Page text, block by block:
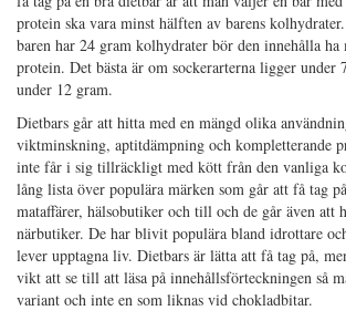
protein ska vara minst hälften av barens
baren har 24 gram kolhydrater bör den innehålla ha
protein. Det bästa är om sockerarterna ligger under
under 12 gram.
Dietbars går att hitta med en mängd olika
viktminskning, aptitdämpning och kompletterande
inte får i sig tillräckligt med kött från den vanliga
lång lista över populära märken som går att få tag
mataffärer, hälsobutiker och till och de går även att
närbutiker. De har blivit populära bland idrottare
lever upptagna liv. Dietbars är lätta att få tag på,
vikt att se till att läsa på innehållsförteckningen så
variant och inte en som liknas vid chokladbitar.